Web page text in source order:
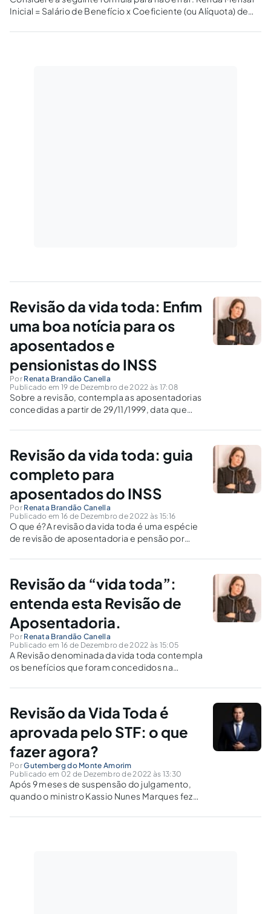
Inicial = Salário de Benefício x Coeficiente (ou Alíquota) de
Revisão da vida toda: Enfim
uma boa notícia para os
aposentados e
pensionistas do INSS
Por Renata Brandão Canella
Publicado em 19 de Dezembro de 2022 às 17:08
Sobre a revisão, contempla as aposentadorias
concedidas a partir de 29/11/1999, data que
restringiu o período que deveria ser levado em
aposentadoria.
Revisão da vida toda: guia
completo para
aposentados do INSS
Por Renata Brandão Canella
Publicado em 16 de Dezembro de 2022 às 15:16
O que é?A revisão da vida toda é uma espécie
de revisão de aposentadoria e pensão por
salários de contribuição, inclusive os
benefícios previdenciários concedidos...
Revisão da “vida toda”:
entenda esta Revisão de
Aposentadoria.
Por Renata Brandão Canella
Publicado em 16 de Dezembro de 2022 às 15:05
A Revisão denominada da vida toda contempla
os benefícios que foram concedidos na
de novembro de 1999. Lei esta que, alterando
de cálculo do...
Revisão da Vida Toda é
aprovada pelo STF: o que
fazer agora?
PorGutemberg do Monte Amorim
Publicado em 02 de Dezembro de 2022 às 13:30
Após 9 meses de suspensão do julgamento,
quando o ministro Kassio Nunes Marques fez
dezembro o Supremo Tribunal Federal formou